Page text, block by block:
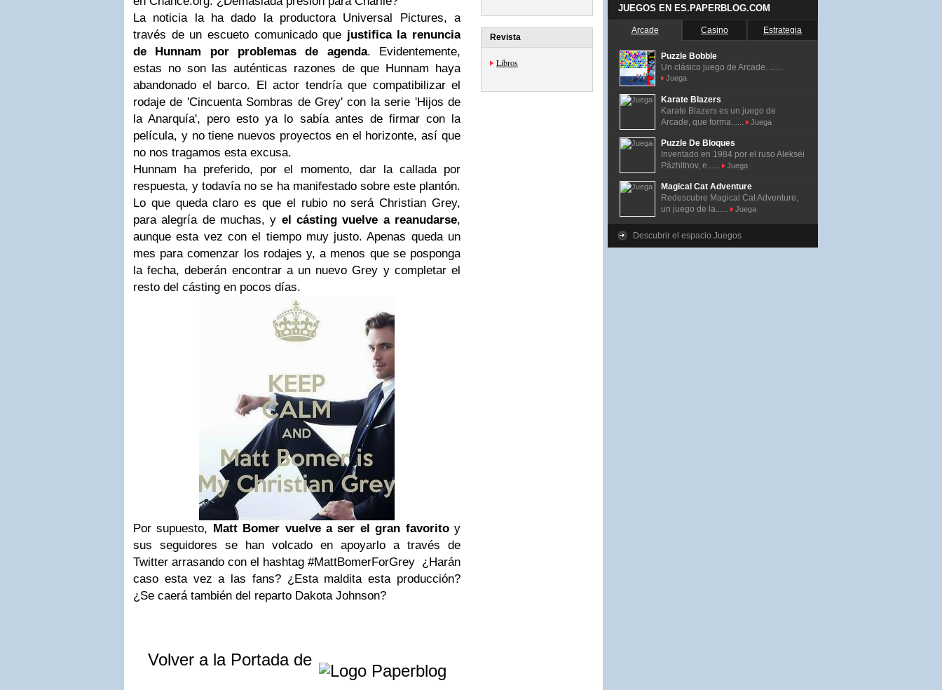
La noticia la ha dado la productora Universal Pictures, a
través de un escueto comunicado que justifica la renuncia
de Hunnam por problemas de agenda. Evidentemente,
estas no son las auténticas razones de que Hunnam haya
abandonado el barco. El actor tendría que compatibilizar el
rodaje de 'Cincuenta Sombras de Grey' con la serie 'Hijos de
la Anarquía', pero esto ya lo sabía antes de firmar con la
película, y no tiene nuevos proyectos en el horizonte, así que
no nos tragamos esta excusa.
Hunnam ha preferido, por el momento, dar la callada por
respuesta, y todavía no se ha manifestado sobre este plantón.
Lo que queda claro es que el rubio no será Christian Grey,
para alegría de muchas, y el cásting vuelve a reanudarse,
aunque esta vez con el tiempo muy justo. Apenas queda un
mes para comenzar los rodajes y, a menos que se posponga
la fecha, deberán encontrar a un nuevo Grey y completar el
resto del cásting en pocos días.
Por supuesto, Matt Bomer vuelve a ser el gran favoritoy
sus seguidores se han volcado en apoyarlo a través de
Twitter arrasando con el hashtag #MattBomerForGrey ¿Harán
caso esta vez a las fans? ¿Esta maldita esta producción?
¿Se caerá también del reparto Dakota Johnson?
Volver a la Portada de
Revista
Libros
JUEGOS EN ES.PAPERBLOG.COM
Arcade Casino Estrategia
Puzzle Bobble
Un clásico juego de Arcade. ......
Juega
Karate Blazers
Karate Blazers es un juego de
Arcade, que forma......
Juega
Puzzle De Bloques
Inventado en 1984 por el ruso Alekséi
Pázhitnov, e......
Juega
Magical Cat Adventure
Redescubre Magical Cat Adventure,
un juego de la......
Juega
Descubrir el espacio Juegos